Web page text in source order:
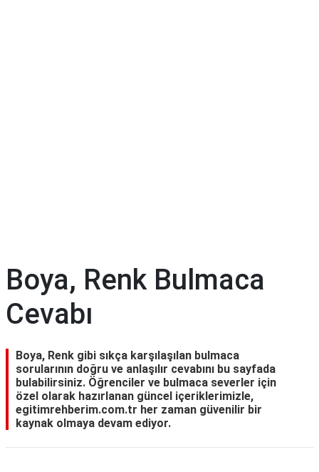
Boya, Renk Bulmaca
Cevabı
Boya, Renk gibi sıkça karşılaşılan bulmaca
sorularının doğru ve anlaşılır cevabını bu sayfada
bulabilirsiniz. Öğrenciler ve bulmaca severler için
özel olarak hazırlanan güncel içeriklerimizle,
egitimrehberim.com.tr her zaman güvenilir bir
kaynak olmaya devam ediyor.